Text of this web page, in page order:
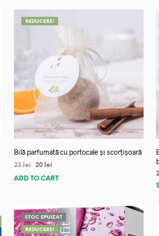
REDUCERE!
Bilă parfumată cu portocale și scorțișoară
23lei 20 lei
ADD TO CART
STOC EPUIZAT
REDUCERE!